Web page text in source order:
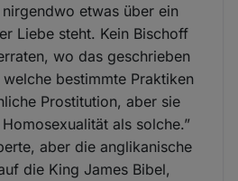
etwas über ein
Liebe steht. Kein Bischoff
wo das geschrieben
bestimmte Praktiken
Prostitution, aber sie
als solche.”
aber die anglikanische
die King James Bibel,